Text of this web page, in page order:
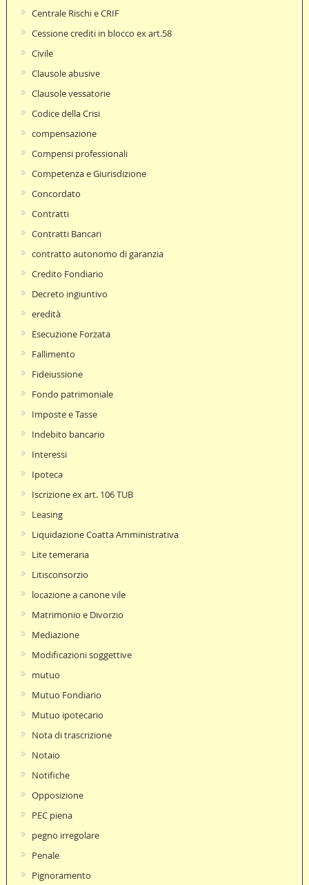
Centrale Rischi e CRIF
Cessione crediti in blocco ex art.58
Civile
Clausole abusive
Clausole vessatorie
Codice della Crisi
compensazione
Compensi professionali
Competenza e Giurisdizione
Concordato
Contratti
Contratti Bancari
contratto autonomo di garanzia
Credito Fondiario
Decreto ingiuntivo
eredità
Esecuzione Forzata
Fallimento
Fideiussione
Fondo patrimoniale
Imposte e Tasse
Indebito bancario
Interessi
Ipoteca
Iscrizione ex art. 106 TUB
Leasing
Liquidazione Coatta Amministrativa
Lite temeraria
Litisconsorzio
locazione a canone vile
Matrimonio e Divorzio
Mediazione
Modificazioni soggettive
mutuo
Mutuo Fondiario
Mutuo ipotecario
Nota di trascrizione
Notaio
Notifiche
Opposizione
PEC piena
pegno irregolare
Penale
Pignoramento